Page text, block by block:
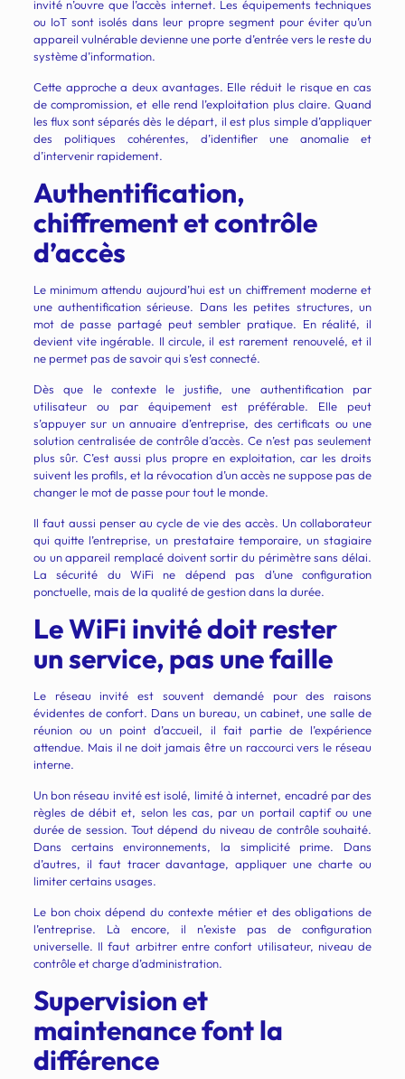
invité n’ouvre que l’accès internet. Les équipements techniques
ou IoT sont isolés dans leur propre segment pour éviter qu’un
appareil vulnérable devienne une porte d’entrée vers le reste du
système d’information.
Cette approche a deux avantages. Elle réduit le risque en cas
de compromission, et elle rend l’exploitation plus claire. Quand
les flux sont séparés dès le départ, il est plus simple d’appliquer
des politiques cohérentes, d’identifier une anomalie et
d’intervenir rapidement.
Authentification,
chiffrement et contrôle
d’accès
Le minimum attendu aujourd’hui est un chiffrement moderne et
une authentification sérieuse. Dans les petites structures, un
mot de passe partagé peut sembler pratique. En réalité, il
devient vite ingérable. Il circule, il est rarement renouvelé, et il
ne permet pas de savoir qui s’est connecté.
Dès que le contexte le justifie, une authentification par
utilisateur ou par équipement est préférable. Elle peut
s’appuyer sur un annuaire d’entreprise, des certificats ou une
solution centralisée de contrôle d’accès. Ce n’est pas seulement
plus sûr. C’est aussi plus propre en exploitation, car les droits
suivent les profils, et la révocation d’un accès ne suppose pas de
changer le mot de passe pour tout le monde.
Il faut aussi penser au cycle de vie des accès. Un collaborateur
qui quitte l’entreprise, un prestataire temporaire, un stagiaire
ou un appareil remplacé doivent sortir du périmètre sans délai.
La sécurité du WiFi ne dépend pas d’une configuration
ponctuelle, mais de la qualité de gestion dans la durée.
Le WiFi invité doit rester
un service, pas une faille
Le réseau invité est souvent demandé pour des raisons
évidentes de confort. Dans un bureau, un cabinet, une salle de
réunion ou un point d’accueil, il fait partie de l’expérience
attendue. Mais il ne doit jamais être un raccourci vers le réseau
interne.
Un bon réseau invité est isolé, limité à internet, encadré par des
règles de débit et, selon les cas, par un portail captif ou une
durée de session. Tout dépend du niveau de contrôle souhaité.
Dans certains environnements, la simplicité prime. Dans
d’autres, il faut tracer davantage, appliquer une charte ou
limiter certains usages.
Le bon choix dépend du contexte métier et des obligations de
l’entreprise. Là encore, il n’existe pas de configuration
universelle. Il faut arbitrer entre confort utilisateur, niveau de
contrôle et charge d’administration.
Supervision et
maintenance font la
différence